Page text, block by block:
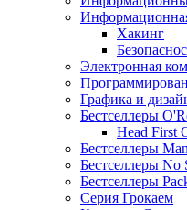
Хакинг
Электронная
Графика и
Бестселлеры
Head First
Бестселлеры
Бестселлеры No
Бестселлеры
Серия Грокаем